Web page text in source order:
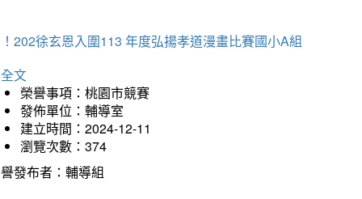
202徐玄恩入圍113 年度弘揚孝道漫畫比賽國小A組
文
榮譽事項：桃園市競賽
發佈單位：輔導室
建立時間：2024-12-11
瀏覽次數：374
發布者：輔導組